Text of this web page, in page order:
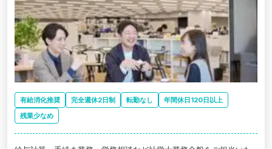
有給消化推奨 完全週休2日制 転勤なし
年間休日120日以上
残業少なめ